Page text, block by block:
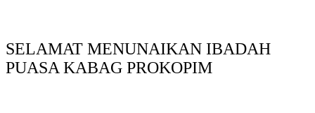
SELAMAT MENUNAIKAN IBADAH
PUASA KABAG PROKOPIM